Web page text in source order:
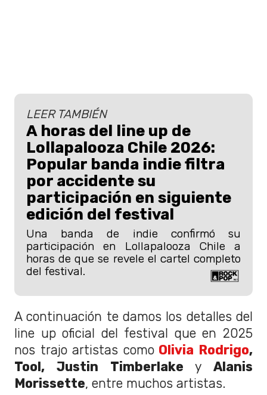
LEER TAMBIÉN
A horas del line up de
Lollapalooza Chile 2026:
Popular banda indie filtra
por accidente su
participación en siguiente
edición del festival
Una banda de indie confirmó su
participación en Lollapalooza Chile a
horas de que se revele el cartel completo
del festival.
A continuación te damos los detalles del
line up oficial del festival que en 2025
nos trajo artistas como Olivia Rodrigo,
Tool, Justin Timberlake y Alanis
Morissette, entre muchos artistas.